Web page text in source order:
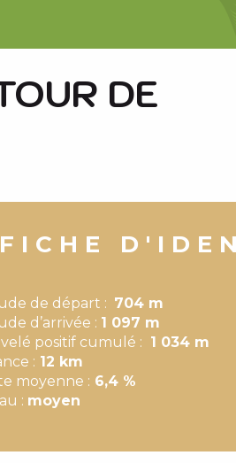
DE
FICHE
de départ : 704 m
d’arrivée : 1 097 m
positif cumulé : 1 034 m
: 12 km
moyenne : 6,4 %
: moyen